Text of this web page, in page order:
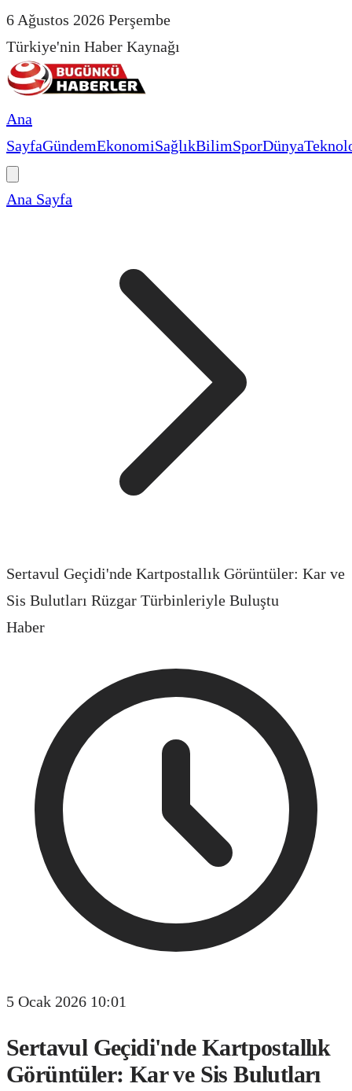
6 Ağustos 2026 Perşembe
Türkiye'nin Haber Kaynağı
Ana
SayfaGündemEkonomiSağlıkBilimSporDünya
Ana Sayfa
Sertavul Geçidi'nde Kartpostallık Görüntüler: Kar ve
Sis Bulutları Rüzgar Türbinleriyle Buluştu
Haber
5 Ocak 2026 10:01
Sertavul Geçidi'nde Kartpostallık
Görüntüler: Kar ve Sis Bulutları